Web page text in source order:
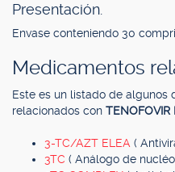
Presentación.
Envase conteniendo 30
Medicamentos
Este es un listado de algunos
relacionados con TENOFOVIR
3-TC/AZT ELEA (
3TC ( Análogo de